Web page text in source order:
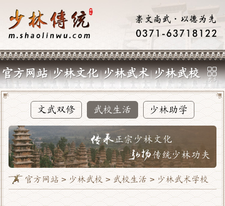
官方网站 少林文化 少林武术 少林武校
文武双修 武校生活 少林助学
官方网站 > 少林武校 > 武校生活 > 少林武术学校